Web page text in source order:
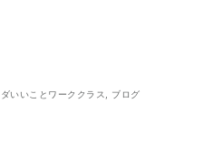
いいことワーククラス ブログ